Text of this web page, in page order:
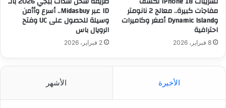
مفاجآت كبيرة.. معالج 2 نانومتر
وDynamic Island أصغر وكاميرات
احترافية
8 فبراير، 2026
ID عبر Midasbuy.. أسرع وأأمن
وسيلة للحصول على UC وفتح
الرويال باس
2 فبراير، 2026
الأخيرة الأشهر